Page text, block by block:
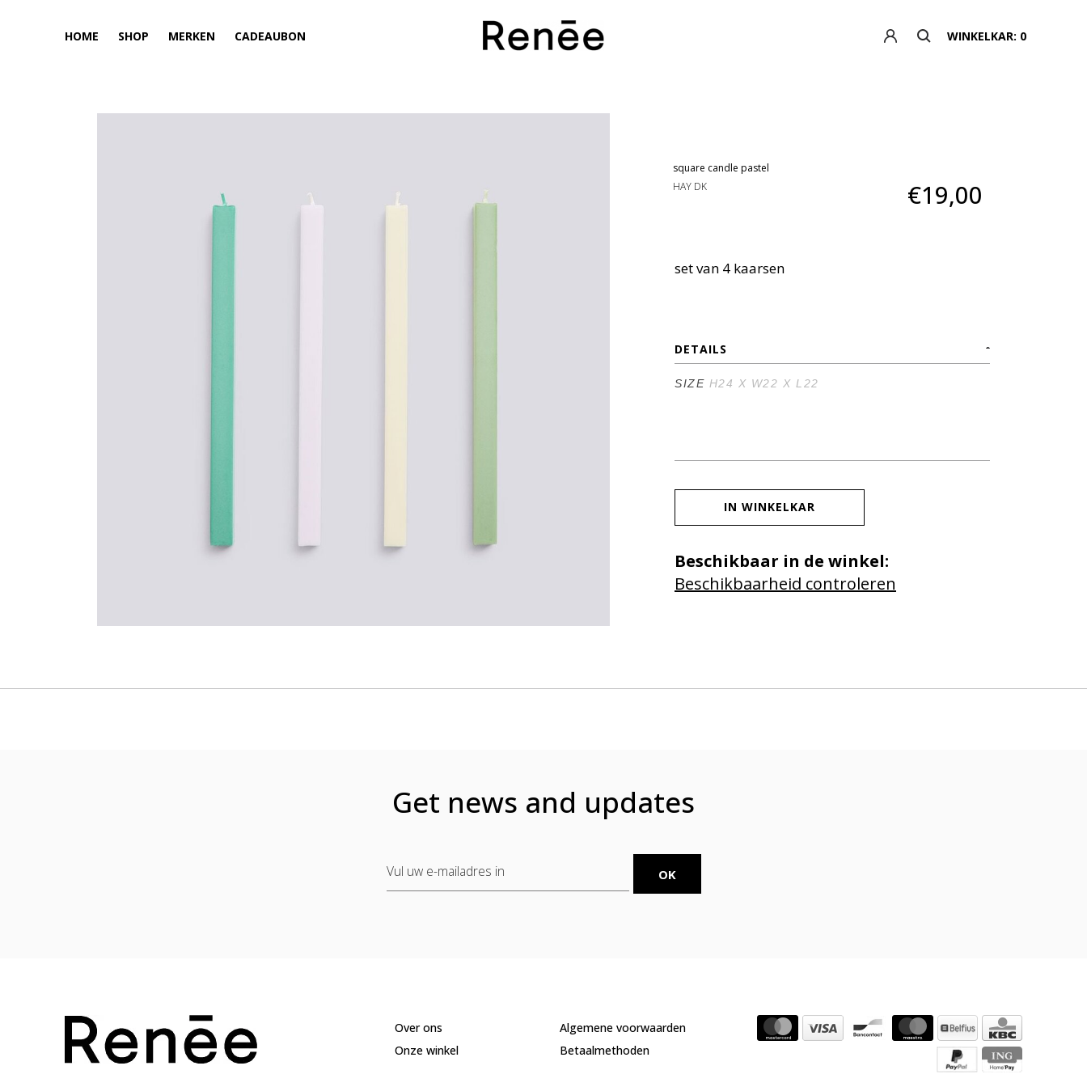
HOME SHOP MERKEN CADEAUBON WINKELKAR: 0
square candle pastel
HAY DK
€19,00
set van 4 kaarsen
DETAILS
SIZE H24 X W22 X L22
IN WINKELKAR
Beschikbaar in de winkel:
Beschikbaarheid controleren
Get news and updates
Over ons
Onze winkel
Algemene voorwaarden
Betaalmethoden